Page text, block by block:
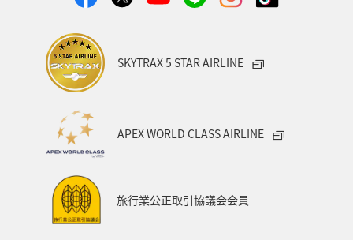
SKYTRAX 5 STAR AIRLINE
APEX WORLD CLASS AIRLINE
旅行業公正取引協議会会員